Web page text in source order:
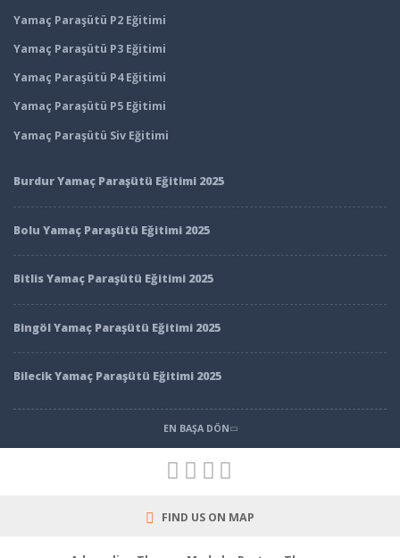
Yamaç Paraşütü P2 Eğitimi
Yamaç Paraşütü P3 Eğitimi
Yamaç Paraşütü P4 Eğitimi
Yamaç Paraşütü P5 Eğitimi
Yamaç Paraşütü Siv Eğitimi
Burdur Yamaç Paraşütü Eğitimi 2025
Bolu Yamaç Paraşütü Eğitimi 2025
Bitlis Yamaç Paraşütü Eğitimi 2025
Bingöl Yamaç Paraşütü Eğitimi 2025
Bilecik Yamaç Paraşütü Eğitimi 2025
EN BAŞA DÖN
FIND US ON MAP